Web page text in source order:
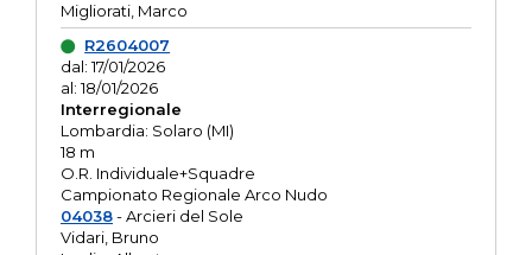
Migliorati, Marco
R2604007
dal: 17/01/2026
al: 18/01/2026
Interregionale
Lombardia: Solaro (MI)
18 m
O.R. Individuale+Squadre
Campionato Regionale Arco Nudo
04038- Arcieri del Sole
Vidari, Bruno